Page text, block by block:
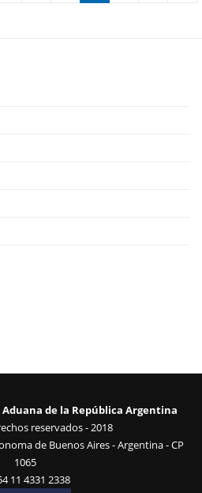
de la República Argentina
reservados - 2018
de Buenos Aires - Argentina - CP
1065
11 4331 2338